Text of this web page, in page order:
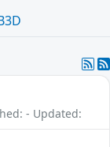
- Updated: